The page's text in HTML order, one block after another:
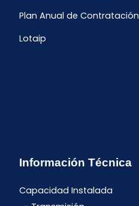
Plan Anual de Contratación
Lotaip
Información Técnica
Capacidad Instalada